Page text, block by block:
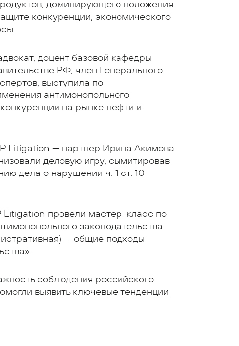
доминирующего положения
конкуренции, экономического
доцент базовой кафедры
РФ, член Генерального
выступила по
антимонопольного
на рынке нефти и
Litigation — партнер Ирина Акимова
деловую игру, сымитировав
дела о нарушении ч. 1 ст. 10
провели мастер-класс по
законодательства
— общие подходы
соблюдения российского
выявить ключевые тенденции